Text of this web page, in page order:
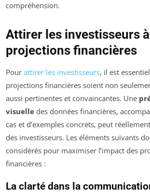
compréhension.
Attirer les investisseurs à
projections financières
Pour attirer les investisseurs, il est
projections financières soient non
aussi pertinentes et convaincantes. Une
visuelle des données financières,
cas et d’exemples concrets, peut
des investisseurs. Les éléments suivants
considérés pour maximiser l’impact des
financières :
La clarté dans la